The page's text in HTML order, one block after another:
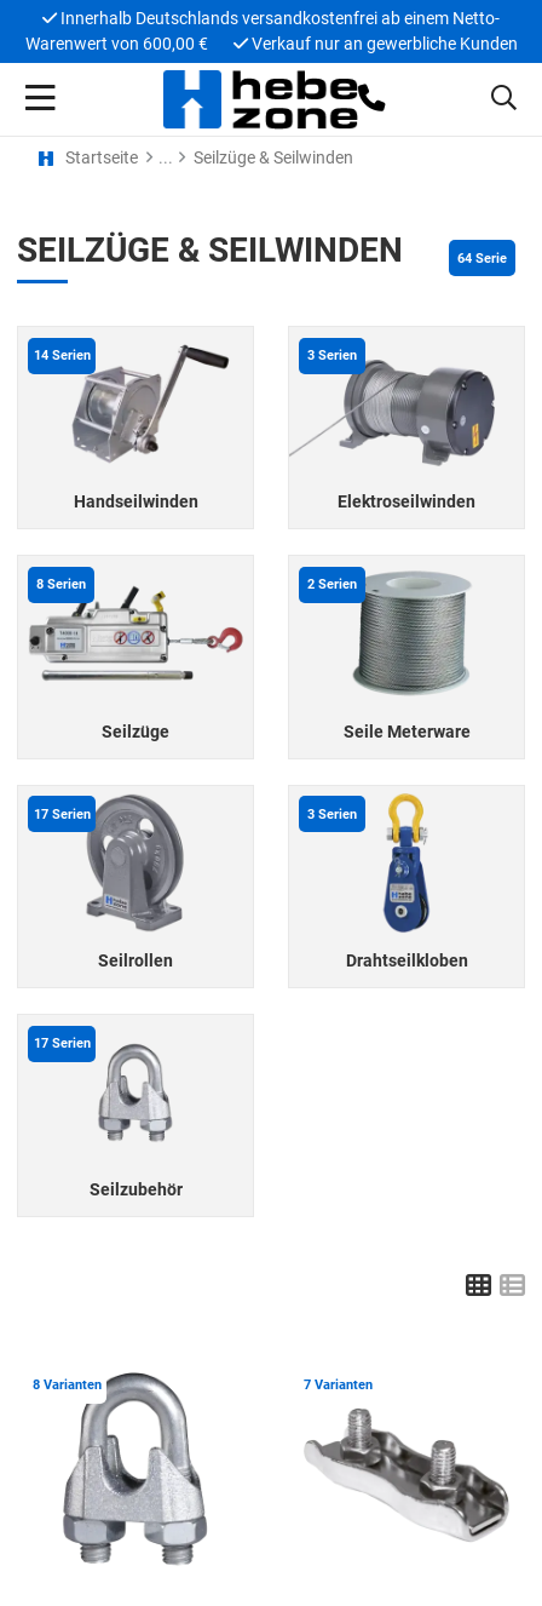
Innerhalb Deutschlands versandkostenfrei ab einem Netto-
Warenwert von 600,00 €
Verkauf nur an gewerbliche Kunden
Startseite Seilzüge & Seilwinden
SEILZÜGE & SEILWINDEN 64 Serie
14 Serien
Handseilwinden
3 Serien
Elektroseilwinden
8 Serien
Seilzüge
2 Serien
Seile Meterware
17 Serien
Seilrollen
3 Serien
Drahtseilkloben
17 Serien
Seilzubehör
Grid
8 Varianten Zur Merkliste hinzufügen
7 Varianten